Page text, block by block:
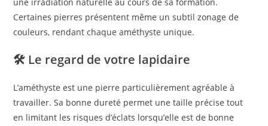
Certaines pierres présentent même un subtil zonage de
couleurs, rendant chaque améthyste unique.
🛠️ Le regard de votre lapidaire
L’améthyste est une pierre particulièrement agréable à
travailler. Sa bonne dureté permet une taille précise tout
en limitant les risques d’éclats lorsqu’elle est de bonne